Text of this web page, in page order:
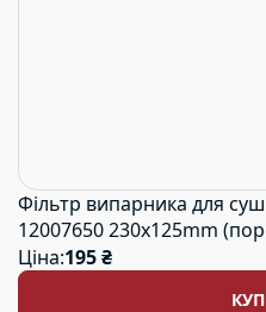
Фільтр випарника для
12007650 230x125mm
Ціна:195 ₴